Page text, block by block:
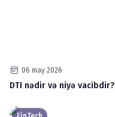
06 may 2026
DTI nədir və niyə vacibdir?